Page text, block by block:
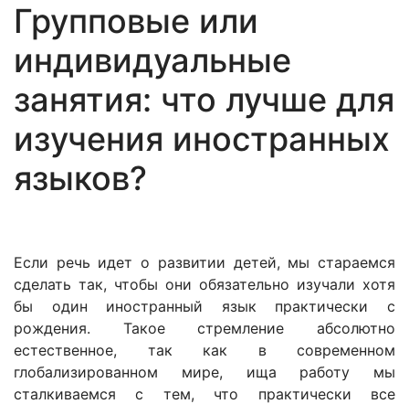
Групповые или
индивидуальные
занятия: что лучше для
изучения иностранных
языков?
Если речь идет о развитии детей, мы стараемся
сделать так, чтобы они обязательно изучали хотя
бы один иностранный язык практически с
рождения. Такое стремление абсолютно
естественное, так как в современном
глобализированном мире, ища работу мы
сталкиваемся с тем, что практически все